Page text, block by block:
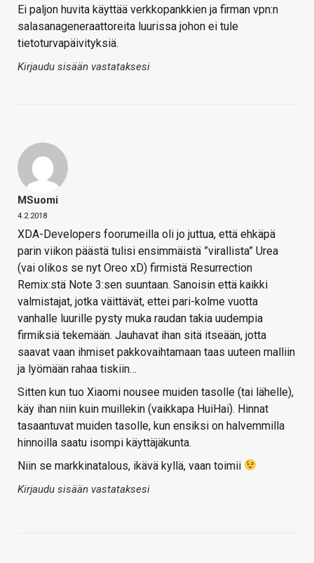
Ei paljon huvita käyttää verkkopankkien ja firman vpn:n
salasanageneraattoreita luurissa johon ei tule
tietoturvapäivityksiä.
Kirjaudu sisään vastataksesi
MSuomi
4.2.2018
XDA-Developers foorumeilla oli jo juttua, että ehkäpä
parin viikon päästä tulisi ensimmäistä ”virallista” Urea
(vai olikos se nyt Oreo xD) firmistä Resurrection
Remix:stä Note 3:sen suuntaan. Sanoisin että kaikki
valmistajat, jotka väittävät, ettei pari-kolme vuotta
vanhalle luurille pysty muka raudan takia uudempia
firmiksiä tekemään. Jauhavat ihan sitä itseään, jotta
saavat vaan ihmiset pakkovaihtamaan taas uuteen malliin
ja lyömään rahaa tiskiin…
Sitten kun tuo Xiaomi nousee muiden tasolle (tai lähelle),
käy ihan niin kuin muillekin (vaikkapa HuiHai). Hinnat
tasaantuvat muiden tasolle, kun ensiksi on halvemmilla
hinnoilla saatu isompi käyttäjäkunta.
Niin se markkinatalous, ikävä kyllä, vaan toimii
Kirjaudu sisään vastataksesi